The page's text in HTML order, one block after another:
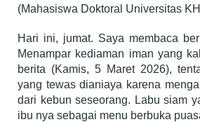
(Mahasiswa Doktoral Universitas
​Hari ini, jumat. Saya membaca
Menampar kediaman iman yang
berita (Kamis, 5 Maret 2026),
yang tewas dianiaya karena
dari kebun seseorang. Labu siam
ibu nya sebagai menu berbuka